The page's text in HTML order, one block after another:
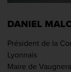
DANIEL
Président de la
Lyonnais
Maire de